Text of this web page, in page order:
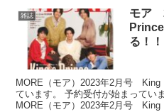
雑誌
モア
る！！
MORE（モア）2023年2月号 King
ています。 予約受付が始まってい
MORE（モア）2023年2月号 King